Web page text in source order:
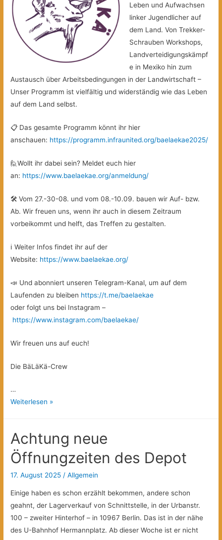
Leben und Aufwachsen
linker Jugendlicher auf
dem Land. Von Trekker-
Schrauben Workshops,
Landverteidigungskämpf
e in Mexiko hin zum
Austausch über Arbeitsbedingungen in der Landwirtschaft –
Unser Programm ist vielfältig und widerständig wie das Leben
auf dem Land selbst.
📋 Das gesamte Programm könnt ihr hier
anschauen: https://programm.infraunited.org/baelaekae2025/
🙋Wollt ihr dabei sein? Meldet euch hier
an: https://www.baelaekae.org/anmeldung/
🛠️ Vom 27.-30-08. und vom 08.-10.09. bauen wir Auf- bzw.
Ab. Wir freuen uns, wenn ihr auch in diesem Zeitraum
vorbeikommt und helft, das Treffen zu gestalten.
ℹ️ Weiter Infos findet ihr auf der
Website: https://www.baelaekae.org/
📣 Und abonniert unseren Telegram-Kanal, um auf dem
Laufenden zu bleiben https://t.me/baelaekae
oder folgt uns bei Instagram –
https://www.instagram.com/baelaekae/
Wir freuen uns auf euch!
Die BäLäKä-Crew
…
Camp
und
Ländliche
Kämpfe
Weiterlesen »
Achtung neue
Öffnungzeiten des Depot
17. August 2025 /Allgemein
Einige haben es schon erzählt bekommen, andere schon
geahnt, der Lagerverkauf von Schnittstelle, in der Urbanstr.
100 – zweiter Hinterhof – in 10967 Berlin. Das ist in der nähe
des U-Bahnhof Hermannplatz. Ab dieser Woche ist er nicht